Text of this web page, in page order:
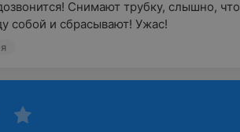
Снимают трубку, слышно, что
собой и сбрасывают! Ужас!